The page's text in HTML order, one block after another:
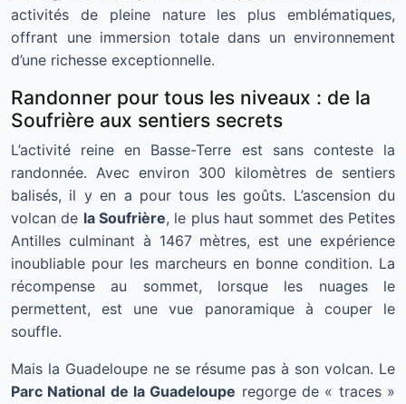
activités de pleine nature les plus emblématiques,
offrant une immersion totale dans un environnement
d’une richesse exceptionnelle.
Randonner pour tous les niveaux : de la
Soufrière aux sentiers secrets
L’activité reine en Basse-Terre est sans conteste la
randonnée. Avec environ 300 kilomètres de sentiers
balisés, il y en a pour tous les goûts. L’ascension du
volcan de la Soufrière, le plus haut sommet des Petites
Antilles culminant à 1467 mètres, est une expérience
inoubliable pour les marcheurs en bonne condition. La
récompense au sommet, lorsque les nuages le
permettent, est une vue panoramique à couper le
souffle.
Mais la Guadeloupe ne se résume pas à son volcan. Le
Parc National de la Guadeloupe regorge de « traces »